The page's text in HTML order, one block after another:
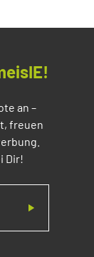
an –
freuen
Dir!